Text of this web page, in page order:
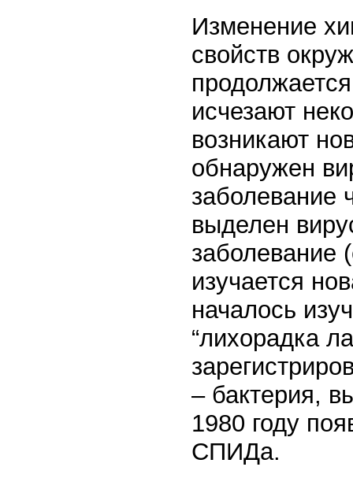
Изменение
свойств
исчезают
возникают
обнаружен
заболевание
выделен
заболевание
изучается
началось
“лихорадка
– бактерия,
1980 году
СПИДа.